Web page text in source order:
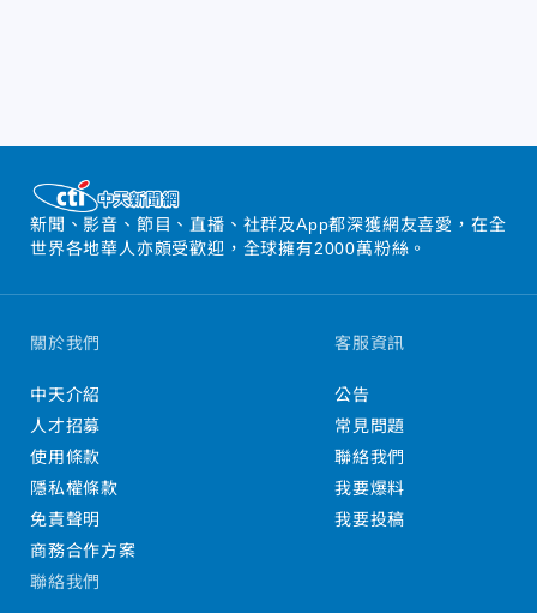
新聞、影音、節目、直播、社群及App都深獲網友喜愛，在全
世界各地華人亦頗受歡迎，全球擁有2000萬粉絲。
關於我們
中天介紹
人才招募
使用條款
隱私權條款
免責聲明
商務合作方案
客服資訊
公告
常見問題
聯絡我們
我要爆料
我要投稿
聯絡我們